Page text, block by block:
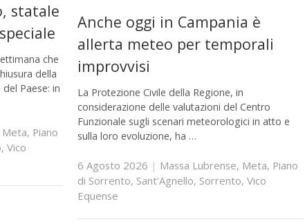
statale
che
della
Paese: in
Meta, Piano
, Vico
Anche oggi in Campania è
allerta meteo per temporali
improvvisi
La Protezione Civile della Regione, in
considerazione delle valutazioni del Centro
Funzionale sugli scenari meteorologici in atto e
sulla loro evoluzione, ha …
6 Agosto 2026 | Massa Lubrense, Meta, Piano
di Sorrento, Sant'Agnello, Sorrento, Vico
Equense